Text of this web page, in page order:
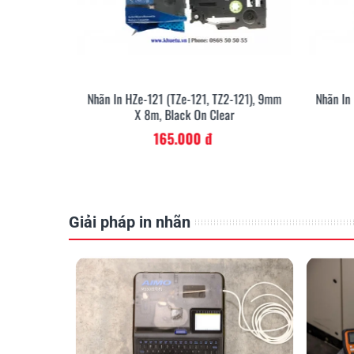
In nhãn có màng
Nhãn In HZe-121 (TZe-121, TZ2-121), 9mm
X 8m, Black On Clear
165.000 đ
Nhãn
Giải pháp in nhãn